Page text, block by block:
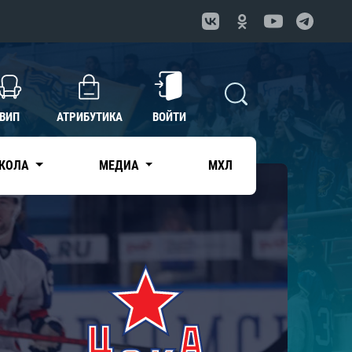
ВИП АТРИБУТИКА ВОЙТИ
МЕДИА МХЛ